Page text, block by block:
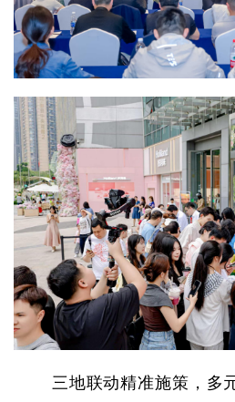
三地联动精准施策，多